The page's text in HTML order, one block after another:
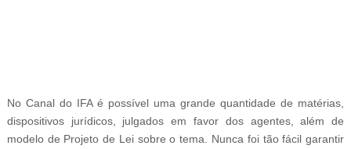
No Canal do IFA é possível uma grande quantidade de matérias,
dispositivos jurídicos, julgados em favor dos agentes, além de
modelo de Projeto de Lei sobre o tema. Nunca foi tão fácil garantir